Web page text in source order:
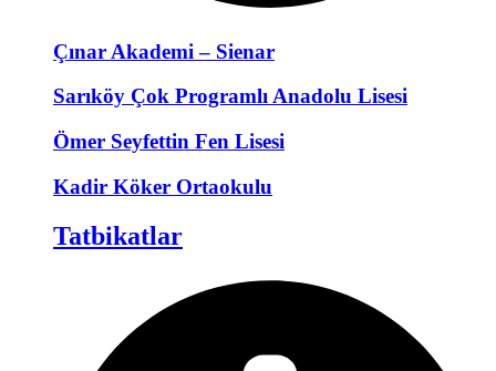
Çınar Akademi – Sienar
Sarıköy Çok Programlı Anadolu Lisesi
Ömer Seyfettin Fen Lisesi
Kadir Köker Ortaokulu
Tatbikatlar